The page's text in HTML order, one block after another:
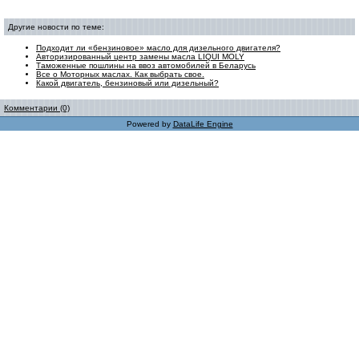
Другие новости по теме:
Подходит ли «бензиновое» масло для дизельного двигателя?
Авторизированный центр замены масла LIQUI MOLY
Таможенные пошлины на ввоз автомобилей в Беларусь
Все о Моторных маслах. Как выбрать свое.
Какой двигатель, бензиновый или дизельный?
Комментарии (0)
Powered by DataLife Engine